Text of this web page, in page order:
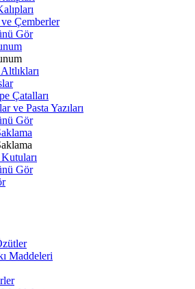
Çemberler
Gör
Çatalları
ve Pasta Yazıları
Gör
Gör
Maddeleri